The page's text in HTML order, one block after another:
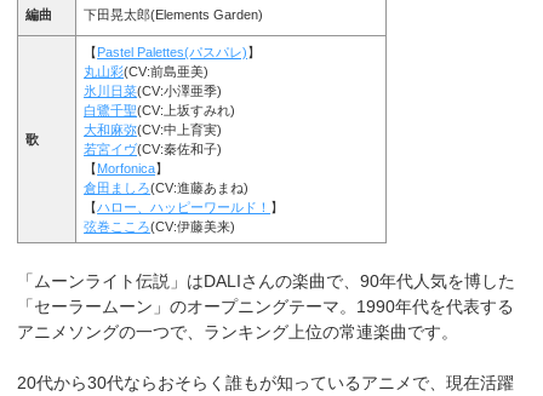
編曲 下田晃太郎(Elements Garden)
歌
【Pastel Palettes(パスパレ)】
丸山彩(CV:前島亜美)
氷川日菜(CV:小澤亜季)
白鷺千聖(CV:上坂すみれ)
大和麻弥(CV:中上育実)
若宮イヴ(CV:秦佐和子)
【Morfonica】
倉田ましろ(CV:進藤あまね)
【ハロー、ハッピーワールド！ 】
弦巻こころ(CV:伊藤美来)
「ムーンライト伝説」はDALIさんの楽曲で、90年代人気を博した
「セーラームーン」のオープニングテーマ。1990年代を代表する
アニメソングの一つで、ランキング上位の常連楽曲です。
20代から30代ならおそらく誰もが知っているアニメで、現在活躍